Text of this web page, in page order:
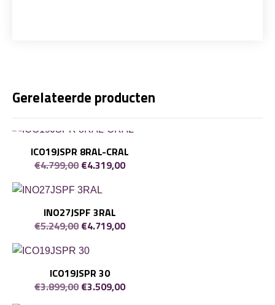
Gerelateerde producten
ICO19JSPR 8RAL-CRAL
€4.799,00 Oorspronkelijke
was:
€4.799,00.
€4.319,00Huidige
INO27JSPF 3RAL
€5.249,00 Oorspronkelijke
was:
€5.249,00.
€4.719,00Huidige
ICO19JSPR 30
€3.899,00 Oorspronkelijke
€3.509,00Huidige